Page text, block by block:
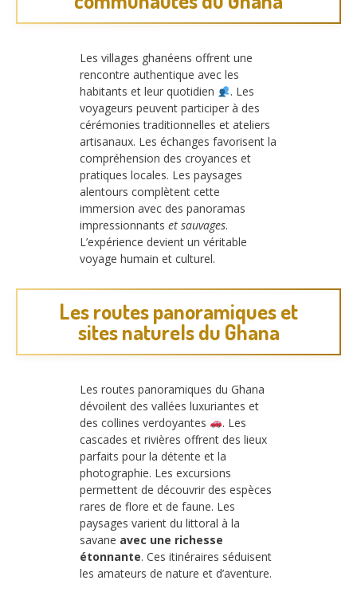
Les villages ghanéens offrent une
rencontre authentique avec les
habitants et leur quotidien
. Les
voyageurs peuvent participer à des
cérémonies traditionnelles et ateliers
artisanaux. Les échanges favorisent la
compréhension des croyances et
pratiques locales. Les paysages
alentours complètent cette
immersion avec des panoramas
impressionnants et sauvages.
L’expérience devient un véritable
voyage humain et culturel.
Les routes panoramiques et
sites naturels du Ghana
Les routes panoramiques du Ghana
dévoilent des vallées luxuriantes et
des collines verdoyantes
. Les
cascades et rivières offrent des lieux
parfaits pour la détente et la
photographie. Les excursions
permettent de découvrir des espèces
rares de flore et de faune. Les
paysages varient du littoral à la
savane avec une richesse
étonnante. Ces itinéraires séduisent
les amateurs de nature et d’aventure.